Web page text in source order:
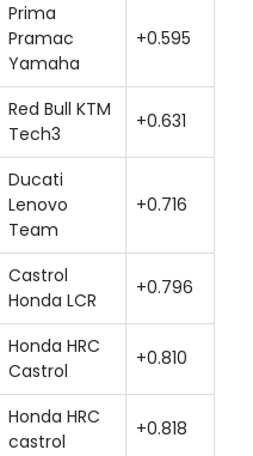
Prima
Pramac
Yamaha
+0.595
Red Bull KTM
Tech3
+0.631
Ducati
Lenovo
Team
+0.716
Castrol
Honda LCR
+0.796
Honda HRC
Castrol
+0.810
Honda HRC
castrol
+0.818